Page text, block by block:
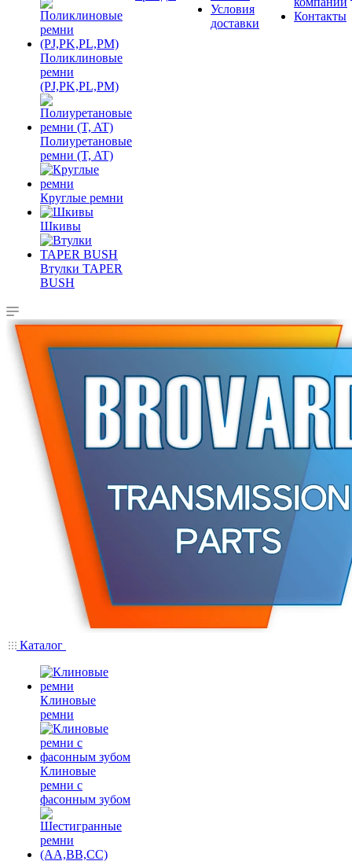
Поликлиновые
ремни
(PJ,PK,PL,PM)
Полиуретановые
ремни (T, AT)
Круглые ремни
Шкивы
Втулки TAPER
BUSH
Условия
доставки
Контакты
Каталог
Клиновые
ремни
Клиновые
ремни с
фасонным зубом